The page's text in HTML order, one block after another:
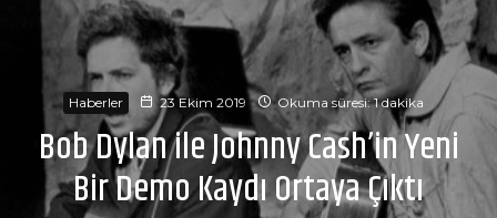
Haberler 23 Ekim 2019 Okuma süresi: 1 dakika
Bob Dylan ile Johnny Cash’in Yeni
Bir Demo Kaydı Ortaya Çıktı